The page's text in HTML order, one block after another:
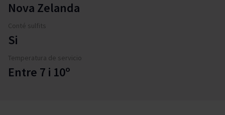
Nova Zelanda
Conté sulfits
Si
Temperatura de servicio
Entre 7 i 10º